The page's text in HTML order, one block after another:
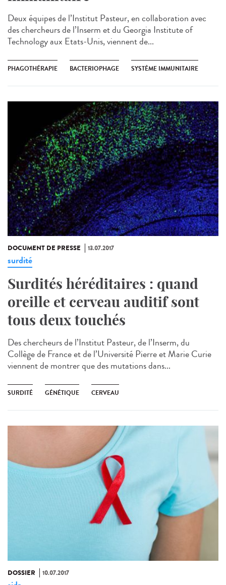
Deux équipes de l’Institut Pasteur, en collaboration avec
des chercheurs de l’Inserm et du Georgia Institute of
Technology aux Etats-Unis, viennent de...
PHAGOTHÉRAPIE BACTERIOPHAGE SYSTÈME IMMUNITAIRE
DOCUMENT DE PRESSE 13.07.2017
surdité
Surdités héréditaires : quand
oreille et cerveau auditif sont
tous deux touchés
Des chercheurs de l’Institut Pasteur, de l’Inserm, du
Collège de France et de l’Université Pierre et Marie Curie
viennent de montrer que des mutations dans...
SURDITÉ GÉNÉTIQUE CERVEAU
DOSSIER 10.07.2017